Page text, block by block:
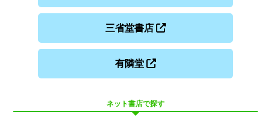
三省堂書店
有隣堂
ネット書店で探す